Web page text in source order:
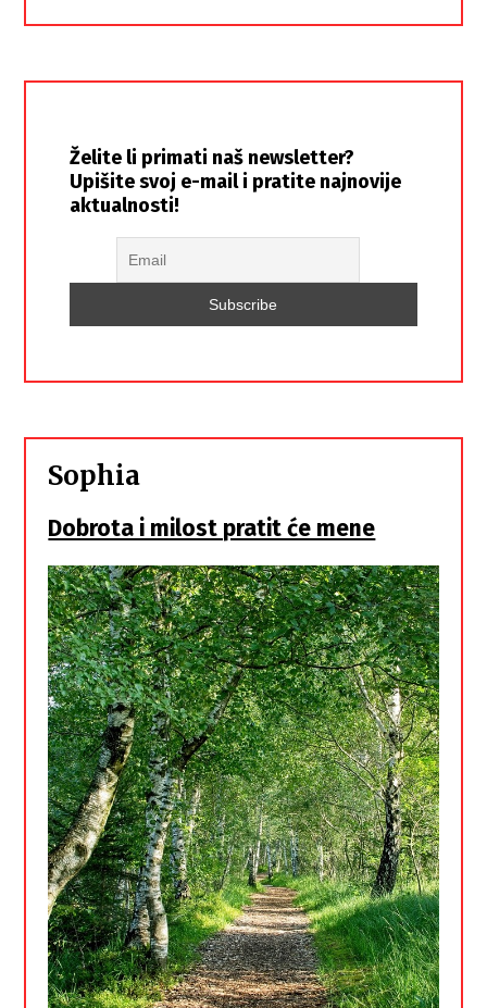
Želite li primati naš newsletter?
Upišite svoj e-mail i pratite najnovije
aktualnosti!
Sophia
Dobrota i milost pratit će mene